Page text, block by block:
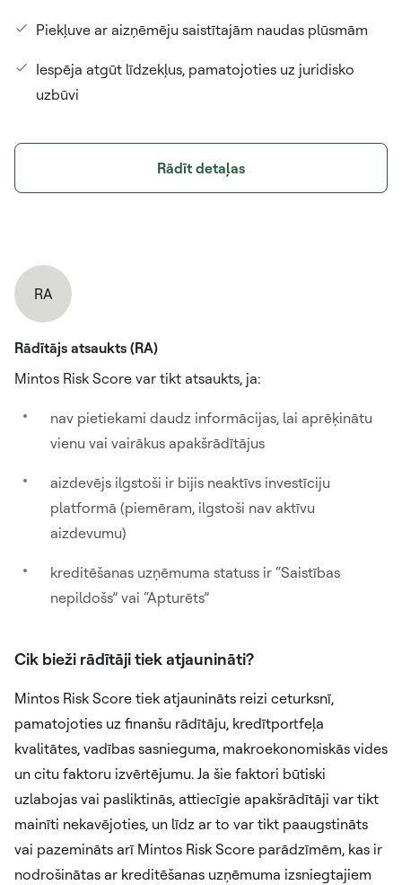
Piekļuve ar aizņēmēju saistītajām naudas plūsmām
Iespēja atgūt līdzekļus, pamatojoties uz juridisko
uzbūvi
Rādīt detaļas
RA
Rādītājs atsaukts (RA)
Mintos Risk Score var tikt atsaukts, ja:
nav pietiekami daudz informācijas, lai aprēķinātu
vienu vai vairākus apakšrādītājus
aizdevējs ilgstoši ir bijis neaktīvs investīciju
platformā (piemēram, ilgstoši nav aktīvu
aizdevumu)
kreditēšanas uzņēmuma statuss ir “Saistības
nepildošs” vai “Apturēts”
Cik bieži rādītāji tiek atjaunināti?
Mintos Risk Score tiek atjaunināts reizi ceturksnī,
pamatojoties uz finanšu rādītāju, kredītportfeļa
kvalitātes, vadības sasnieguma, makroekonomiskās vides
un citu faktoru izvērtējumu. Ja šie faktori būtiski
uzlabojas vai pasliktinās, attiecīgie apakšrādītāji var tikt
mainīti nekavējoties, un līdz ar to var tikt paaugstināts
vai pazemināts arī Mintos Risk Score parādzīmēm, kas ir
nodrošinātas ar kreditēšanas uzņēmuma izsniegtajiem